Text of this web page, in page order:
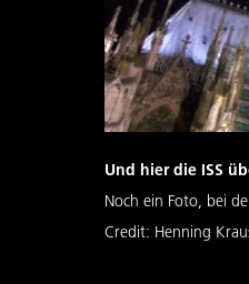
Und hier die ISS
Noch ein Foto, bei
Credit: Henning